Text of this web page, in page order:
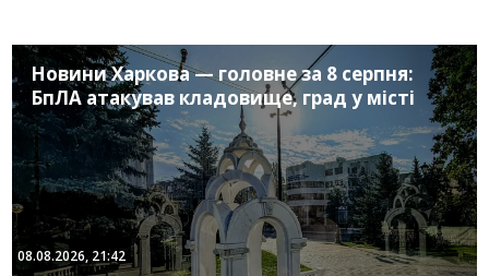
Новини Харкова — головне за 8 серпня:
БпЛА атакував кладовище, град у місті
08.08.2026, 21:42